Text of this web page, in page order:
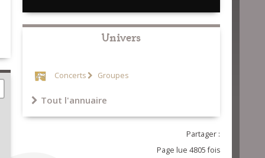
Univers
Concerts Groupes
Tout l'annuaire
Partager :
Page lue 4805 fois